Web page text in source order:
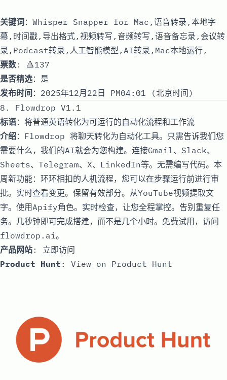
关键词 ：Whisper Snapper for Mac,语音转录,本地字
幕,时间戳,导出格式,视频转写,音频转写,语音备忘录,会议转
录,Podcast转录,人工智能模型,AI转录,Mac本地运行,
票数: 🔺137
是否精选：是
发布时间 ：2025年12月22日 PM04:01 (北京时间)
8. Flowdrop V1.1
标语：将普通英语转化为可运行的自动化流程和工作流
介绍：Flowdrop 将聊天转化为自动化工具。只需告诉我们您
需要什么，我们的AI就会为您构建。连接Gmail、Slack、
Sheets、Telegram、X、LinkedIn等。无需编写代码。本
周新功能：环环相扣的人机流程，您可以在步骤运行前进行审
批。实时查看变更。保留有效部分。从YouTube视频提取文
字。使用Apify角色。实时检查，让您全程掌控。告别重复任
务。几秒钟即可完成搭建，而不是几个小时。免费试用，访问
flowdrop.ai。
产品网站: 立即访问
Product Hunt : View on Product Hunt